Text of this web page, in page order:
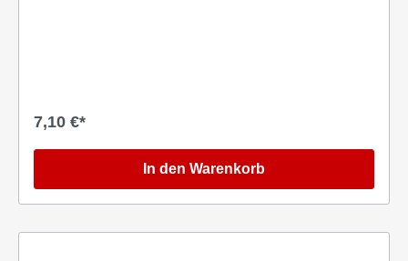
7,10 €*
In den Warenkorb